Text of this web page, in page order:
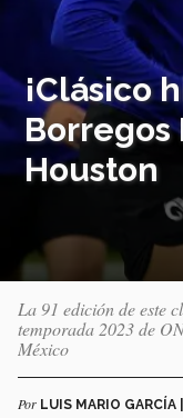
¡Clásico
Borregos
Houston
La 91 edición de este
temporada 2023 de
México
Por LUIS MARIO GARCÍA